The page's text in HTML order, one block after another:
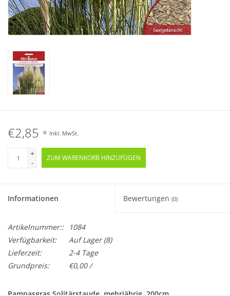
€2,85 * Inkl. MwSt.
+
-
ZUM WARENKORB HINZUFÜGEN
Informationen Bewertungen (0)
Artikelnummer::
1084
Verfügbarkeit:
Auf Lager(8)
Lieferzeit:
2-4 Tage
Grundpreis:
€0,00 /
Pampasgras Solitärstaude, mehrjährig, 200cm